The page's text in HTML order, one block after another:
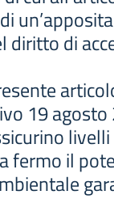
diritto di
19
fermo il